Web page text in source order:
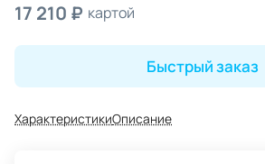
17 210 ₽ картой
Быстрый заказ
ХарактеристикиОписание